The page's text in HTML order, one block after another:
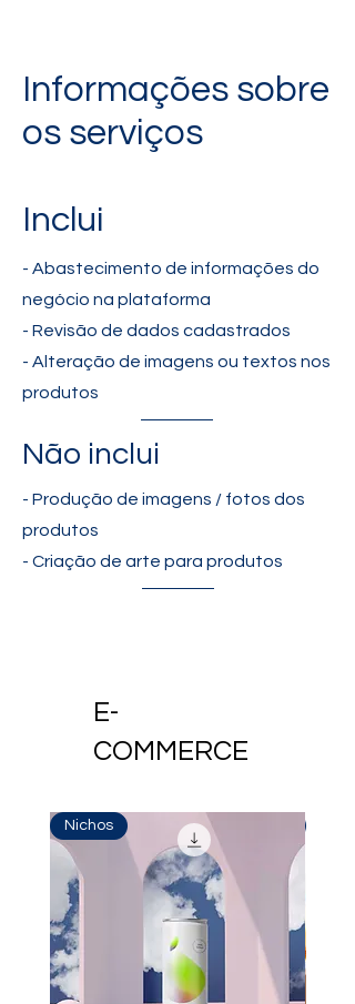
Informações sobre
os serviços
Inclui
- Abastecimento de informações do
negócio na plataforma
- Revisão de dados cadastrados
- Alteração de imagens ou textos nos
produtos
Não inclui
- Produção de imagens / fotos dos
produtos
- Criação de arte para produtos
E-
COMMERCE
Nichos